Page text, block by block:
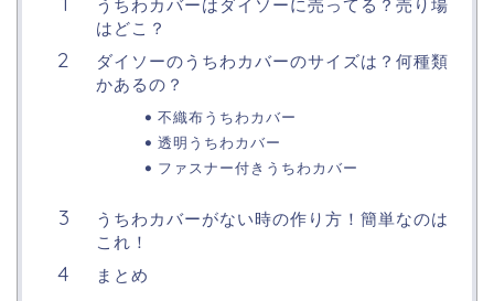
うちわカバーはダイソーに売ってる？売り場
はどこ？
ダイソーのうちわカバーのサイズは？何種類
かあるの？
不織布うちわカバー
透明うちわカバー
ファスナー付きうちわカバー
うちわカバーがない時の作り方！簡単なのは
これ！
まとめ